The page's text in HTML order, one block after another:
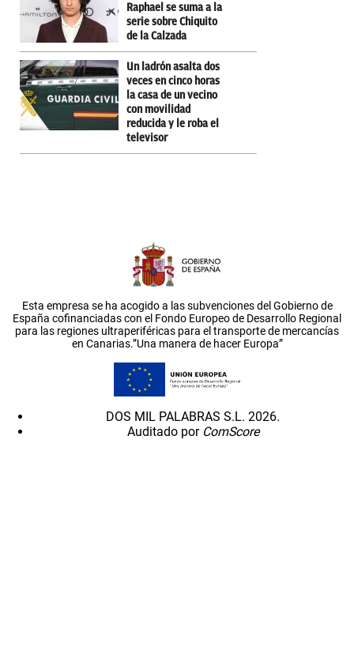
Raphael se suma a la
serie sobre Chiquito
de la Calzada
Un ladrón asalta dos
veces en cinco horas
la casa de un vecino
con movilidad
reducida y le roba el
televisor
Esta empresa se ha acogido a las subvenciones del Gobierno de
España cofinanciadas con el Fondo Europeo de Desarrollo Regional
para las regiones ultraperiféricas para el transporte de mercancías
en Canarias.”Una manera de hacer Europa”
DOS MIL PALABRAS S.L. 2026.
Auditado por ComScore